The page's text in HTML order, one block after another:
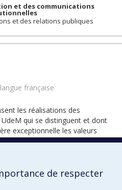
et des communications
et des relations publiques
française
les réalisations des
qui se distinguent et dont
exceptionnelle les valeurs
de respecter